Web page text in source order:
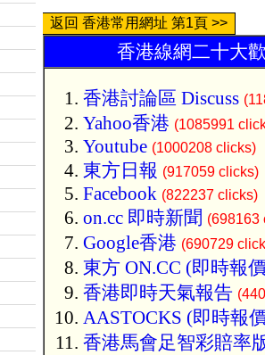
返回 香港常用網址 第1頁 >>
香港線網二十大
香港討論區 Discuss
Yahoo香港 (1085991
Youtube (1000208 clicks)
東方日報 (917059 clicks)
Facebook (822237 clicks)
on.cc 即時新聞 (698163
Google香港 (690729
東方 ON.CC (即時報
香港即時天氣報告
AASTOCKS (即時報
香港馬會足智彩賠率